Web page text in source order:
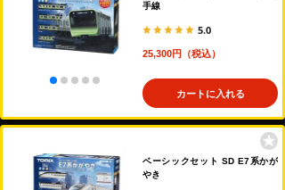
手線
5.0
25,300円（税込）
カートに入れる
ベーシックセット SD E7系かが
やき